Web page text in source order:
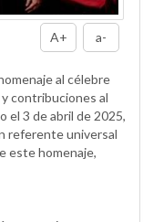
A+ a-
al célebre
contribuciones al
el 3 de abril de 2025,
referente universal
este homenaje,